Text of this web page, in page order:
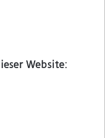
Website: